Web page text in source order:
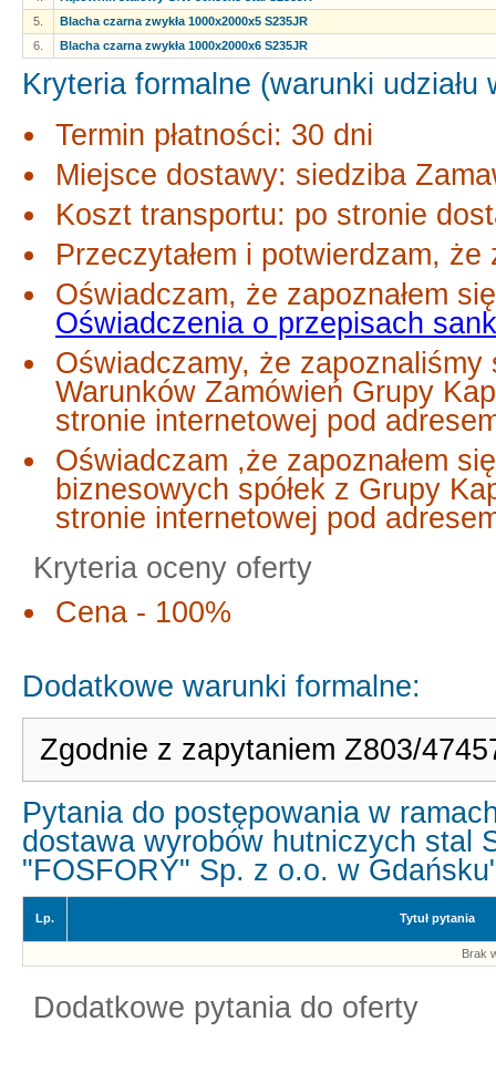
5.
Blacha czarna zwykła 1000x2000x5 S235JR
6.
Blacha czarna zwykła 1000x2000x6 S235JR
Kryteria formalne (warunki udziału
Termin płatności: 30 dni
Miejsce dostawy: siedziba
Koszt transportu: po stronie
Przeczytałem i potwierdzam,
Oświadczam, że zapoznałem
Oświadczenia o przepisach
Oświadczamy, że
Warunków Zamówień Grupy
stronie internetowej pod
Oświadczam ,że zapoznałem
biznesowych spółek z Grupy
stronie internetowej pod
Kryteria oceny oferty
Cena - 100%
Dodatkowe warunki formalne:
Zgodnie z zapytaniem Z803/
Pytania do postępowania w
dostawa wyrobów hutniczych stal
"FOSFORY" Sp. z o.o. w
Lp. Tytuł pytania
Brak
Dodatkowe pytania do oferty